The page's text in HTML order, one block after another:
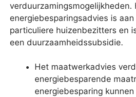
verduurzamingsmogelijkheden.
energiebesparingsadvies is
particuliere huizenbezitters en
een duurzaamheidssubsidie.
Het maatwerkadvies
energiebesparende
energiebesparing